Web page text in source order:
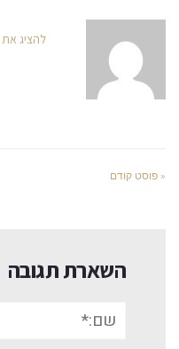
להציג
« פוסט קודם
השארת תגובה